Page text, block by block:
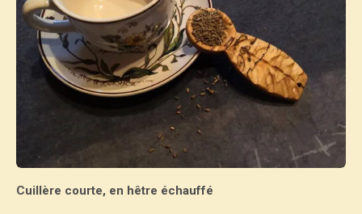
Cuillère courte, en hêtre échauffé